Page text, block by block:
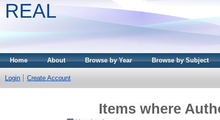
REAL
Home About Browse by Year Browse by Subject
Login Create Account
Items where